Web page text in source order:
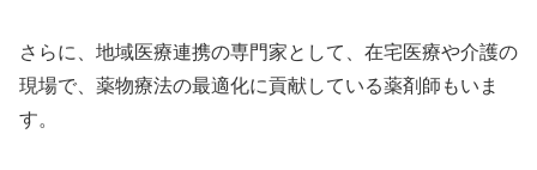
さらに、地域医療連携の専門家として、在宅医療や介護の
現場で、薬物療法の最適化に貢献している薬剤師もいま
す。